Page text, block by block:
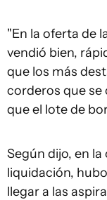
"En la oferta de
vendió bien,
que los más
corderos que se
que el lote de
Según dijo, en
liquidación,
llegar a las